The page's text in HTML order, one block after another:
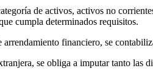
de activos, activos no
cumpla determinados requisitos.
arrendamiento financiero, se
se obliga a imputar tanto las